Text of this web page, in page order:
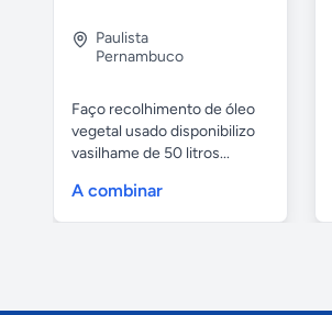
Paulista
Pernambuco
Faço recolhimento de óleo
vegetal usado disponibilizo
vasilhame de 50 litros...
A combinar